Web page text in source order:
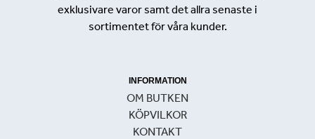
exklusivare varor samt det allra senaste i
sortimentet för våra kunder.
INFORMATION
OM BUTKEN
KÖPVILKOR
KONTAKT